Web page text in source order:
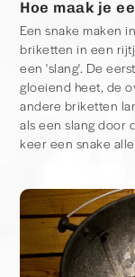
Hoe maak je
Een snake maken
briketten in een
een 'slang'. De
gloeiend heet, de
andere briketten
als een slang door
keer een snake